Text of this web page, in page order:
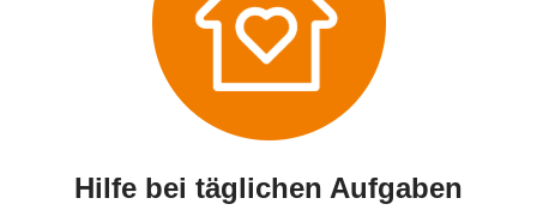
Hilfe bei täglichen Aufgaben